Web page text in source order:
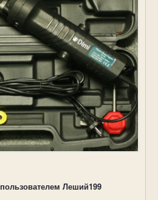
пользователем Леший199